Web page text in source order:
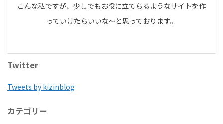
こんな私ですが、少しでもお役に立てらるようなサイトを作
っていけたらいいな～と思っております。
Twitter
Tweets by kizinblog
カテゴリー